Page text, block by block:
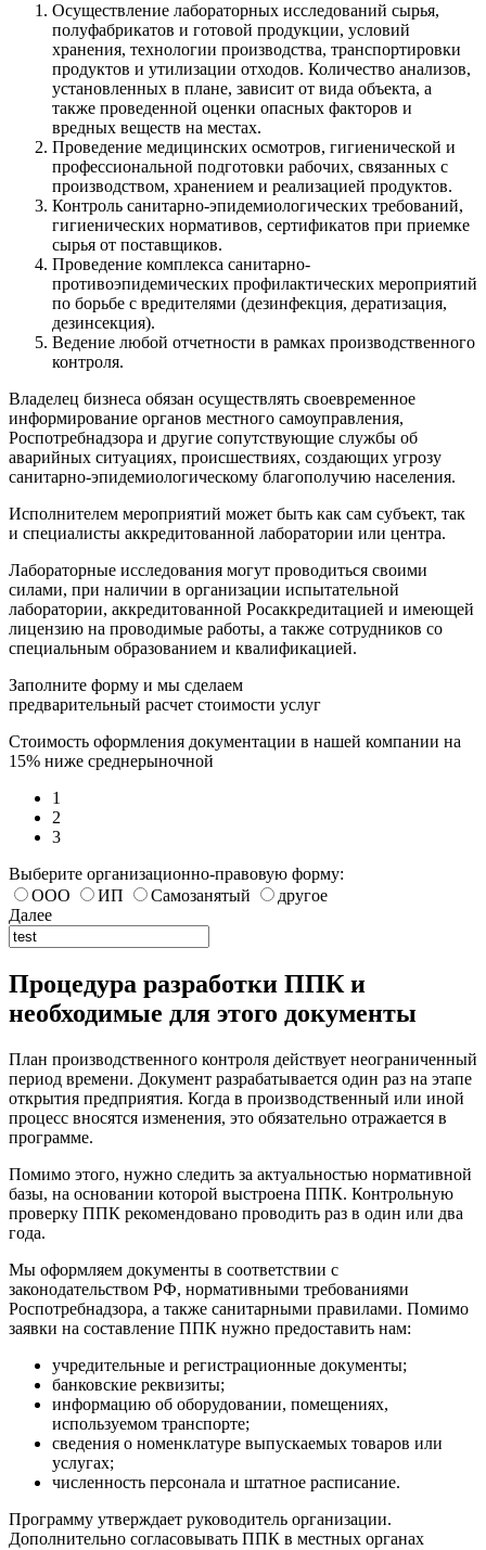
Осуществление лабораторных исследований сырья,
полуфабрикатов и готовой продукции, условий
хранения, технологии производства, транспортировки
продуктов и утилизации отходов. Количество анализов,
установленных в плане, зависит от вида объекта, а
также проведенной оценки опасных факторов и
вредных веществ на местах.
Проведение медицинских осмотров, гигиенической и
профессиональной подготовки рабочих, связанных с
производством, хранением и реализацией продуктов.
Контроль санитарно-эпидемиологических требований,
гигиенических нормативов, сертификатов при приемке
сырья от поставщиков.
Проведение комплекса санитарно-
противоэпидемических профилактических мероприятий
по борьбе с вредителями (дезинфекция, дератизация,
дезинсекция).
Ведение любой отчетности в рамках производственного
контроля.
Владелец бизнеса обязан осуществлять своевременное
информирование органов местного самоуправления,
Роспотребнадзора и другие сопутствующие службы об
аварийных ситуациях, происшествиях, создающих угрозу
санитарно-эпидемиологическому благополучию населения.
Исполнителем мероприятий может быть как сам субъект, так
и специалисты аккредитованной лаборатории или центра.
Лабораторные исследования могут проводиться своими
силами, при наличии в организации испытательной
лаборатории, аккредитованной Росаккредитацией и имеющей
лицензию на проводимые работы, а также сотрудников со
специальным образованием и квалификацией.
Заполните форму и мы сделаем
предварительный расчет стоимости услуг
Стоимость оформления документации в нашей компании на
15% ниже среднерыночной
1
2
3
Выберите организационно-правовую форму:
ООО
ИП Самозанятый
другое
Далее
Процедура разработки ППК и
необходимые для этого документы
План производственного контроля действует неограниченный
период времени. Документ разрабатывается один раз на этапе
открытия предприятия. Когда в производственный или иной
процесс вносятся изменения, это обязательно отражается в
программе.
Помимо этого, нужно следить за актуальностью нормативной
базы, на основании которой выстроена ППК. Контрольную
проверку ППК рекомендовано проводить раз в один или два
года.
Мы оформляем документы в соответствии с
законодательством РФ, нормативными требованиями
Роспотребнадзора, а также санитарными правилами. Помимо
заявки на составление ППК нужно предоставить нам:
учредительные и регистрационные документы;
банковские реквизиты;
информацию об оборудовании, помещениях,
используемом транспорте;
сведения о номенклатуре выпускаемых товаров или
услугах;
численность персонала и штатное расписание.
Программу утверждает руководитель организации.
Дополнительно согласовывать ППК в местных органах